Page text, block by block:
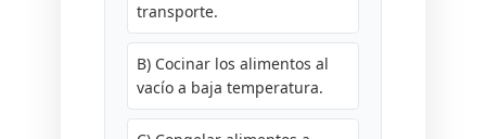
transporte.
B) Cocinar los alimentos al
vacío a baja temperatura.